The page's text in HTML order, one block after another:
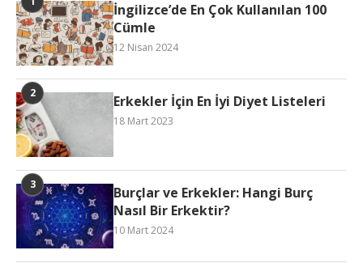
İngilizce’de En Çok Kullanılan 100
Cümle
12 Nisan 2024
Erkekler İçin En İyi Diyet Listeleri
18 Mart 2023
Burçlar ve Erkekler: Hangi Burç
Nasıl Bir Erkektir?
10 Mart 2024